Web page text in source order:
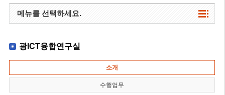
메뉴를 선택하세요.
광ICT융합연구실
소개
수행업무